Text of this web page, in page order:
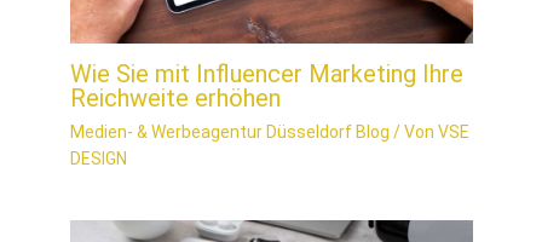
Wie Sie mit Influencer Marketing Ihre
Reichweite erhöhen
Medien- & Werbeagentur Düsseldorf Blog / Von VSE
DESIGN